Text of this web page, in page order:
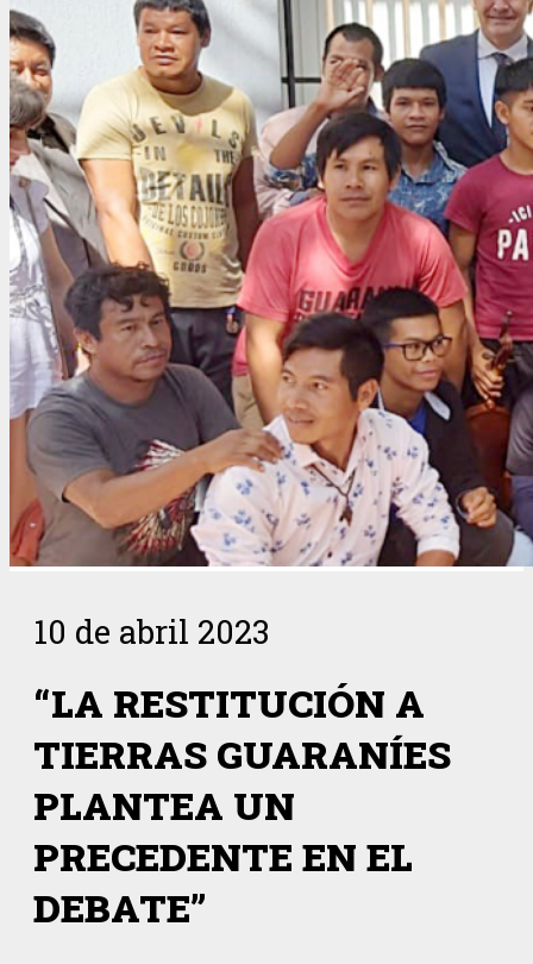
10 de abril 2023
“LA RESTITUCIÓN A
TIERRAS GUARANÍES
PLANTEA UN
PRECEDENTE EN EL
DEBATE”